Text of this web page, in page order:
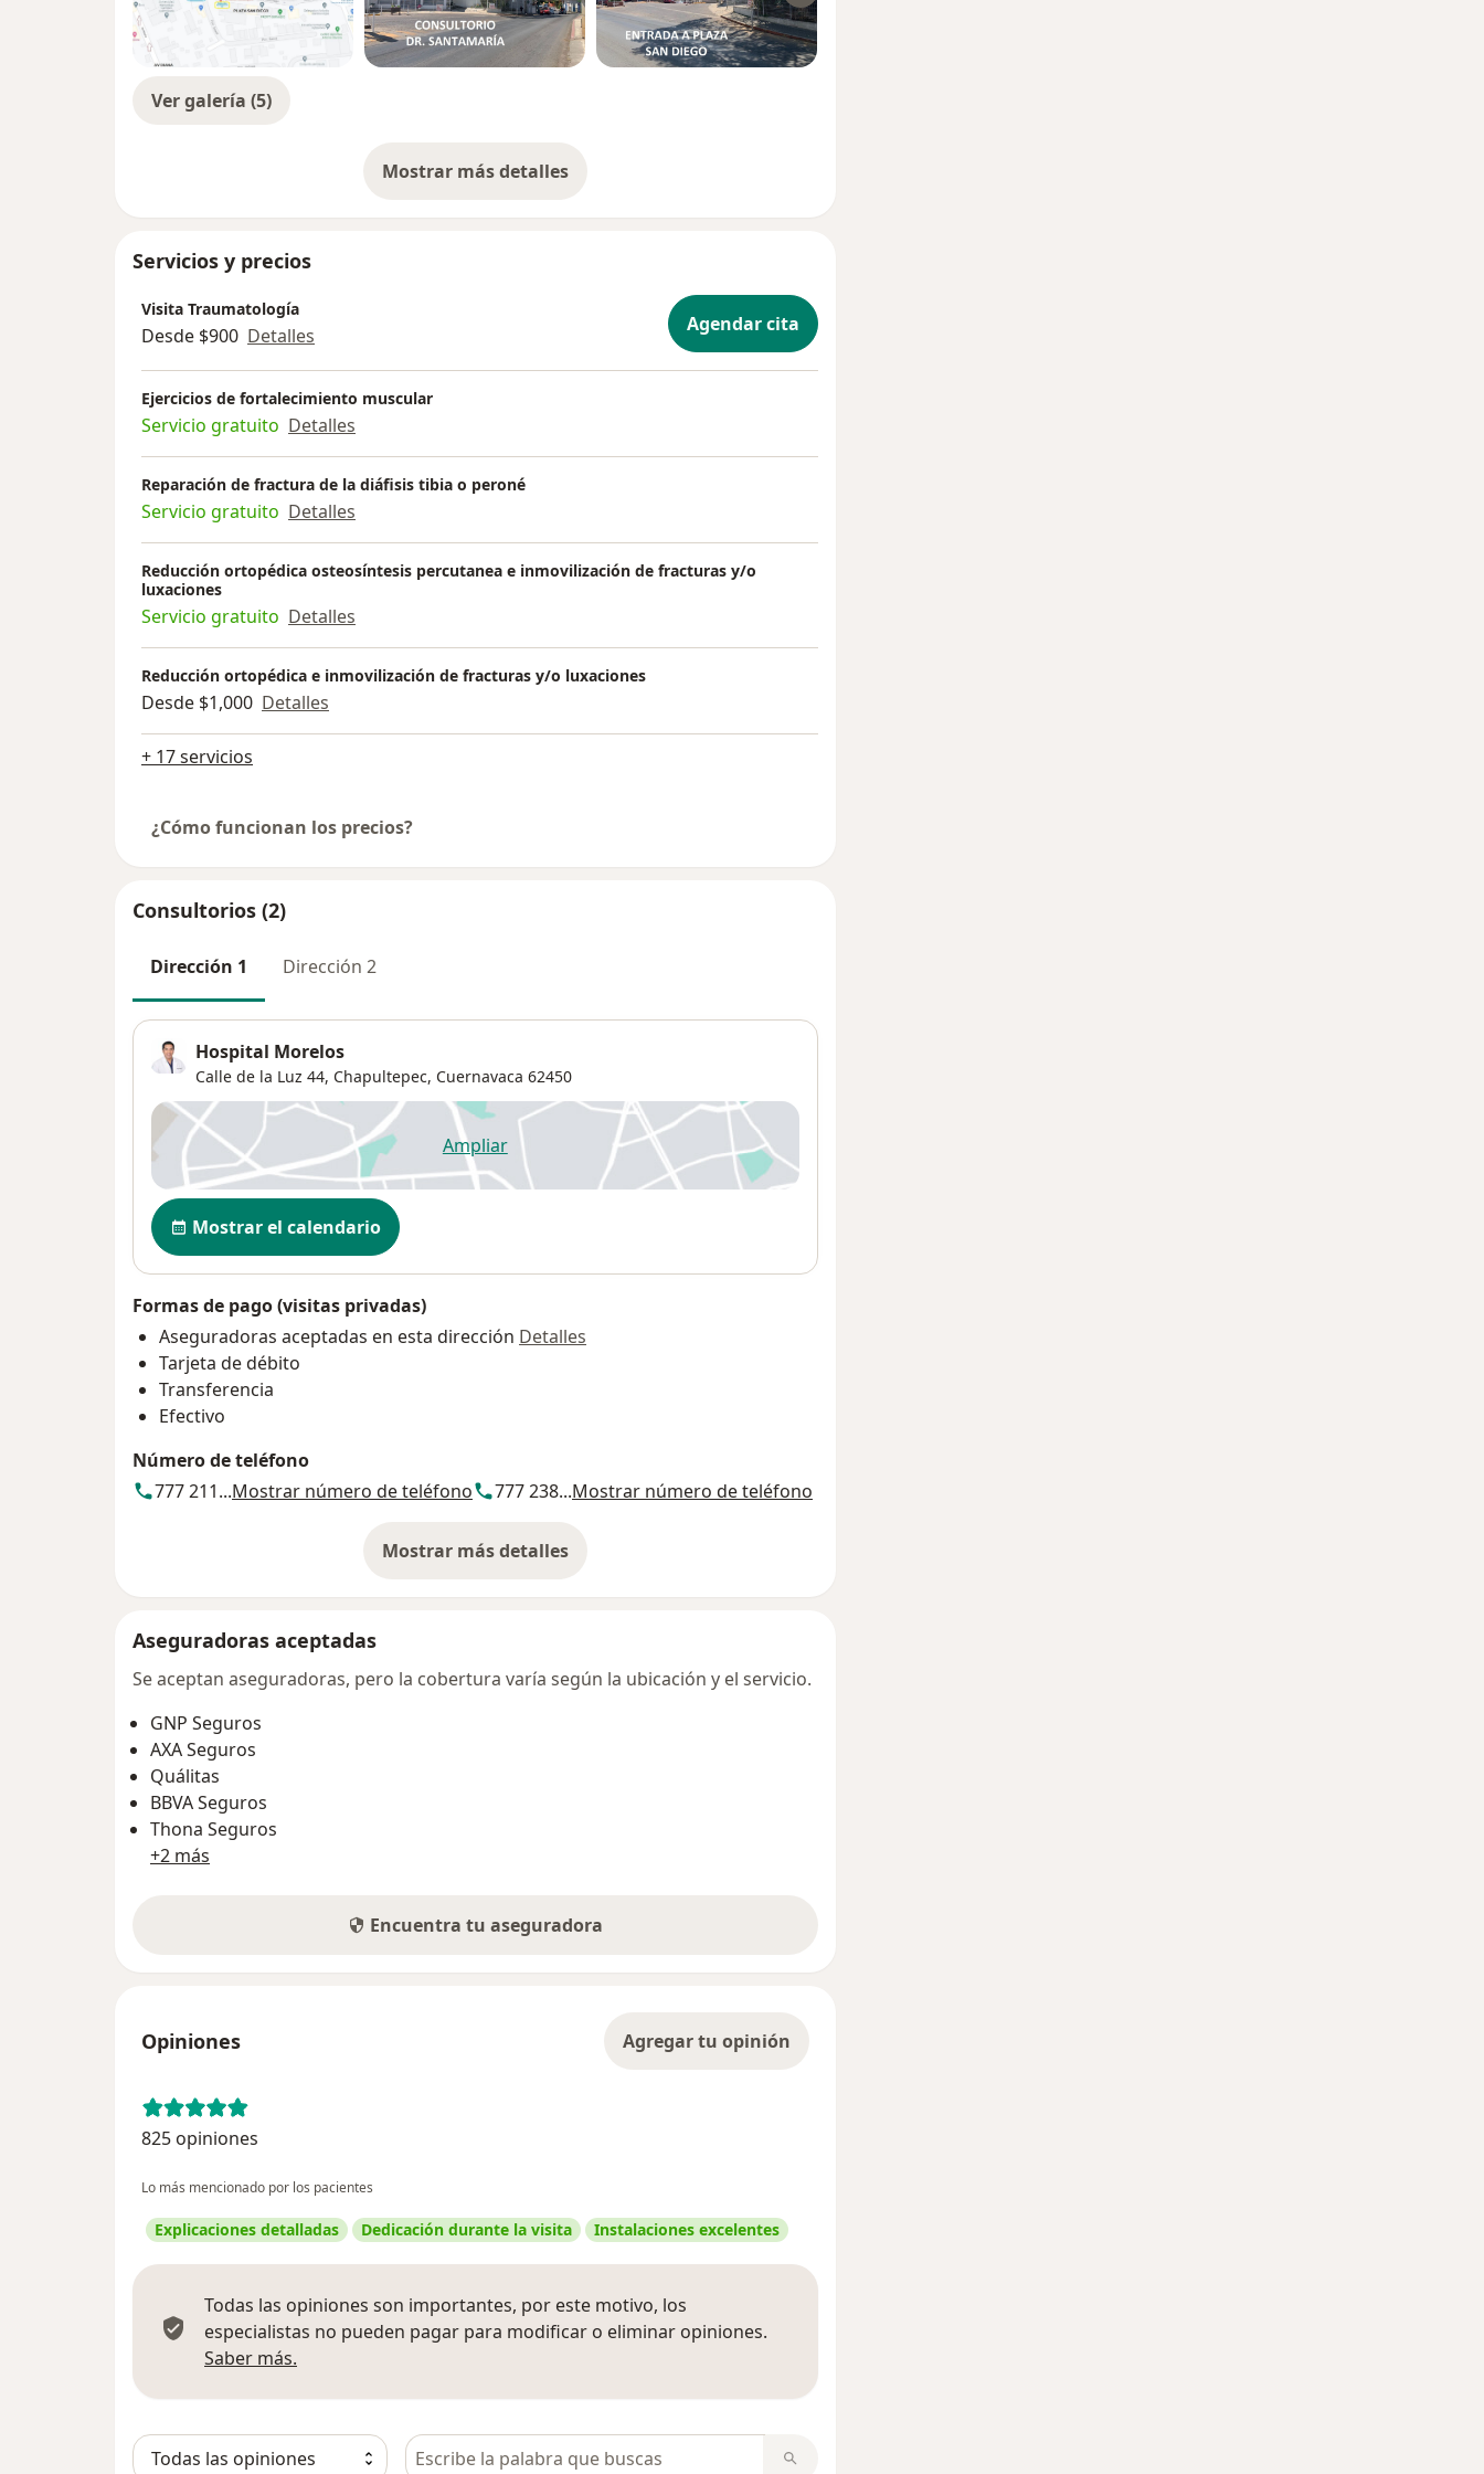
Ver galería (5)
Mostrar más detalles
sobre la experiencia
Servicios y precios
Visita Traumatología
Desde $900 Detalles Agendar cita
Ejercicios de fortalecimiento muscular
Servicio gratuito Detalles
Reparación de fractura de la diáfisis tibia o peroné
Servicio gratuito Detalles
Reducción ortopédica osteosíntesis percutanea e inmovilización de fracturas y/o
luxaciones
Servicio gratuito Detalles
Reducción ortopédica e inmovilización de fracturas y/o luxaciones
Desde $1,000 Detalles
+ 17 servicios
¿Cómo funcionan los precios?
Consultorios (2)
Dirección 1 Dirección 2
Hospital Morelos
Calle de la Luz 44, Chapultepec, Cuernavaca 62450
Ampliarse abre en una nueva pestaña
Disponibilidad
Mostrar el calendario
Formas de pago (visitas privadas)
Aseguradoras aceptadas en esta dirección Detalles
Tarjeta de débito
Transferencia
Efectivo
Número de teléfono
777 211...Mostrar número de teléfono 777 238...Mostrar número de teléfono
Mostrar más detalles
sobre la dirección
Aseguradoras aceptadas
Se aceptan aseguradoras, pero la cobertura varía según la ubicación y el servicio.
GNP Seguros
AXA Seguros
Quálitas
BBVA Seguros
Thona Seguros
+2 más
Encuentra tu aseguradora
Opiniones Agregar tu opinión
825 opiniones
Lo más mencionado por los pacientes
Explicaciones detalladas Dedicación durante la visita Instalaciones excelentes
Todas las opiniones son importantes, por este motivo, los
especialistas no pueden pagar para modificar o eliminar opiniones.
Saber más.
Busca en opiniones